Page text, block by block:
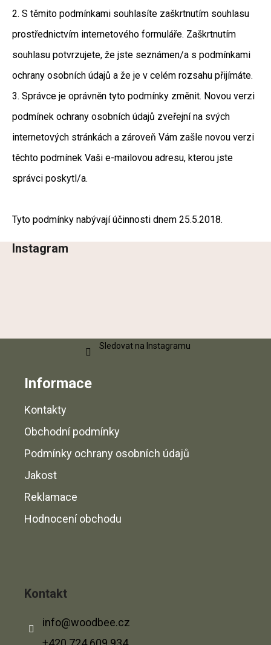
2. S těmito podmínkami souhlasíte zaškrtnutím souhlasu
prostřednictvím internetového formuláře. Zaškrtnutím
souhlasu potvrzujete, že jste seznámen/a s podmínkami
ochrany osobních údajů a že je v celém rozsahu přijímáte.
3. Správce je oprávněn tyto podmínky změnit. Novou verzi
podmínek ochrany osobních údajů zveřejní na svých
internetových stránkách a zároveň Vám zašle novou verzi
těchto podmínek Vaši e-mailovou adresu, kterou jste
správci poskytl/a.
Tyto podmínky nabývají účinnosti dnem 25.5.2018.
í
Instagram
Sledovat na Instagramu
Informace
Kontakty
Obchodní podmínky
Podmínky ochrany osobních údajů
Jakost
Reklamace
Hodnocení obchodu
Kontakt
info@woodbee.cz